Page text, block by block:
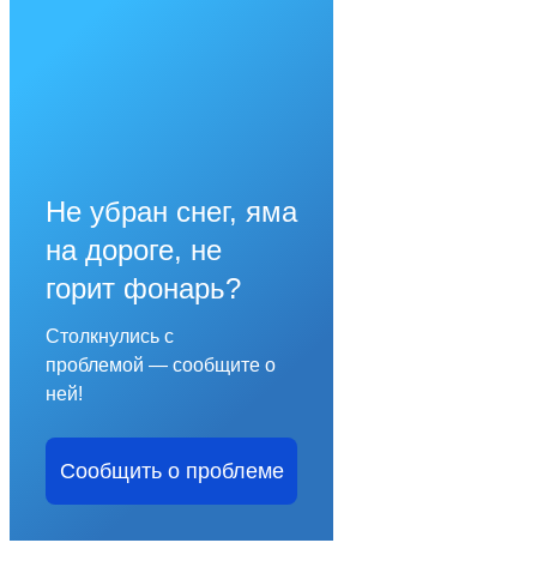
Не убран снег, яма
на дороге, не
горит фонарь?
Столкнулись с
проблемой — сообщите о
ней!
Сообщить о проблеме